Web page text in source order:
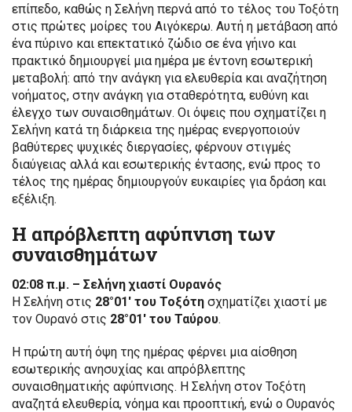
επίπεδο, καθώς η Σελήνη περνά από το τέλος του Τοξότη
στις πρώτες μοίρες του Αιγόκερω. Αυτή η μετάβαση από
ένα πύρινο και επεκτατικό ζώδιο σε ένα γήινο και
πρακτικό δημιουργεί μια ημέρα με έντονη εσωτερική
μεταβολή: από την ανάγκη για ελευθερία και αναζήτηση
νοήματος, στην ανάγκη για σταθερότητα, ευθύνη και
έλεγχο των συναισθημάτων. Οι όψεις που σχηματίζει η
Σελήνη κατά τη διάρκεια της ημέρας ενεργοποιούν
βαθύτερες ψυχικές διεργασίες, φέρνουν στιγμές
διαύγειας αλλά και εσωτερικής έντασης, ενώ προς το
τέλος της ημέρας δημιουργούν ευκαιρίες για δράση και
εξέλιξη.
Η απρόβλεπτη αφύπνιση των
συναισθημάτων
02:08 π.μ. – Σελήνη χιαστί Ουρανός
Η Σελήνη στις 28°01′ του Τοξότη σχηματίζει χιαστί με
τον Ουρανό στις 28°01′ του Ταύρου.
Η πρώτη αυτή όψη της ημέρας φέρνει μια αίσθηση
εσωτερικής ανησυχίας και απρόβλεπτης
συναισθηματικής αφύπνισης. Η Σελήνη στον Τοξότη
αναζητά ελευθερία, νόημα και προοπτική, ενώ ο Ουρανός